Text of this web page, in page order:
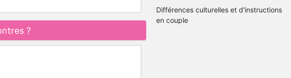
?
Différences culturelles et d'instructions
en couple